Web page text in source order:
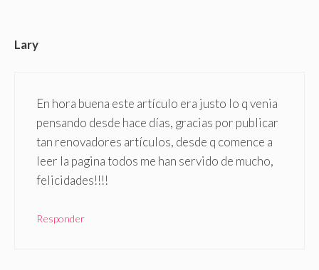
Lary
En hora buena este artículo era justo lo q venia
pensando desde hace días, gracias por publicar
tan renovadores artículos, desde q comence a
leer la pagina todos me han servido de mucho,
felicidades!!!!
Responder